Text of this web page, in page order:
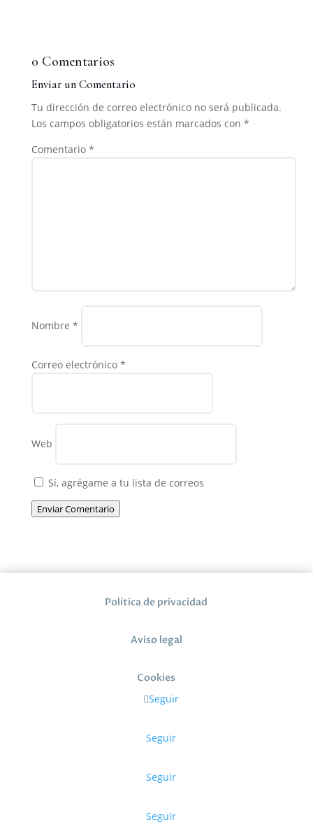
0 Comentarios
Enviar un Comentario
Tu dirección de correo electrónico no será publicada.
Los campos obligatorios están marcados con *
Comentario *
Nombre *
Correo electrónico *
Web
Sí, agrégame a tu lista de correos
Enviar Comentario
Política de privacidad
Aviso legal
Cookies
Seguir
Seguir
Seguir
Seguir